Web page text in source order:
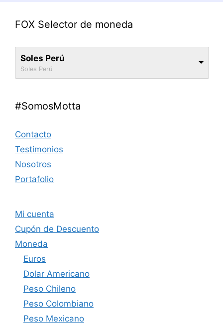
FOX Selector de moneda
Soles Perú
Soles Perú
#SomosMotta
Contacto
Testimonios
Nosotros
Portafolio
Mi cuenta
Cupón de Descuento
Moneda
Euros
Dolar Americano
Peso Chileno
Peso Colombiano
Peso Mexicano